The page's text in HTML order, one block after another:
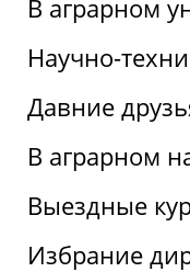
В аграрном
Научно-
Давние
В аграрном
Выездные
Избрание